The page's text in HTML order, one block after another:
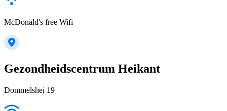
McDonald's free Wifi
Gezondheidscentrum Heikant
Dommelshei 19